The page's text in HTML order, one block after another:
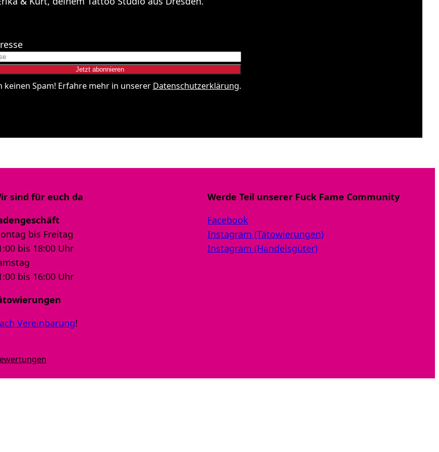
keinen Spam! Erfahre mehr in unserer Datenschutzerklärung.
sind für euch da
bis Freitag
bis 18:00 Uhr
bis 16:00 Uhr
Vereinbarung!
Werde Teil unserer Fuck Fame Community
Facebook
Instagram (Tätowierungen)
Instagram (Handelsgüter)